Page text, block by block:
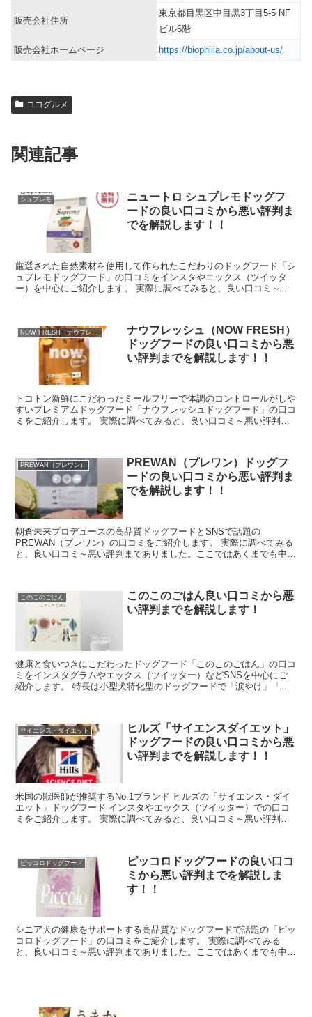
販売会社住所
東京都目黒区中目黒3丁目5-5 NF
ビル6階
販売会社ホームページ
https://biophilia.co.jp/about-us/
ココグルメ
関連記事
シュプレモ
ニュートロ シュプレモドッグフ
ードの良い口コミから悪い評判ま
でを解説します！！
厳選された自然素材を使用して作られたこだわりのドッグフード「シ
ュプレモドッグフード」の口コミをインスタやエックス（ツイッタ
ー）を中心にご紹介します。 実際に調べてみると、良い口コミ～悪
NOW FRESH（ナウフレッシュ）
ナウフレッシュ（NOW FRESH）
ドッグフードの良い口コミから悪
い評判までを解説します！！
トコトン新鮮にこだわったミールフリーで体調のコントロールがしや
すいプレミアムドッグフード「ナウフレッシュドッグフード」の口コ
ミをご紹介します。 実際に調べてみると、良い口コミ～悪い評判ま
PREWAN（プレワン）
PREWAN（プレワン）ドッグフ
ードの良い口コミから悪い評判ま
でを解説します！！
朝倉未来プロデュースの高品質ドッグフードとSNSで話題の
PREWAN（プレワン）の口コミをご紹介します。 実際に調べてみる
と、良い口コミ～悪い評判までありました。ここではあくまでも中立
このこのごはん
このこのごはん良い口コミから悪
い評判までを解説します！
健康と食いつきにこだわったドッグフード「このこのごはん」の口コ
ミをインスタグラムやエックス（ツイッター）などSNSを中心にご
紹介します。 特長は小型犬特化型のドッグフードで「涙やけ」「便
サイエンス・ダイエット
ヒルズ「サイエンスダイエット」
ドッグフードの良い口コミから悪
い評判までを解説します！！
米国の獣医師が推奨するNo.1ブランド ヒルズの「サイエンス・ダイ
エット」ドッグフード インスタやエックス（ツイッター）での口コ
ミをご紹介します。 実際に調べてみると、良い口コミ～悪い評判ま
ピッコロドッグフード
ピッコロドッグフードの良い口コ
ミから悪い評判までを解説しま
す！！
シニア犬の健康をサポートする高品質なドッグフードで話題の「ピッ
コロドッグフード」の口コミをご紹介します。 実際に調べてみる
と、良い口コミ～悪い評判までありました。ここではあくまでも中立